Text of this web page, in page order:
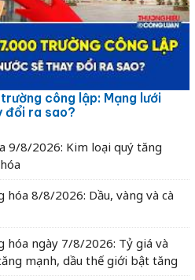
công lập: Mạng lưới
đổi ra sao?
9/8/2026: Kim loại quý tăng
8/8/2026: Dầu, vàng và cà
hóa ngày 7/8/2026: Tỷ giá và
mạnh, dầu thế giới bật tăng